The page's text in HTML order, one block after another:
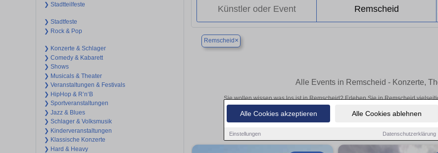
Alle Cookies akzeptieren Alle Cookies ablehnen
Einstellungen Datenschutzerklärung
❯ Stadtteilfeste
❯ Stadtfeste
❯ Rock & Pop
❯ Konzerte & Schlager
❯ Comedy & Kabarett
❯ Shows
❯ Musicals & Theater
❯ Veranstaltungen & Festivals
❯ HipHop & R’n‘B
❯ Sportveranstaltungen
❯ Jazz & Blues
❯ Schlager & Volksmusik
❯ Kinderveranstaltungen
❯ Klassische Konzerte
❯ Hard & Heavy
Remscheid ×
Alle Events in Remscheid - Konzerte,
Sie wollen wissen was los ist in Remscheid? Erleben Sie in Remscheid
Theateraufführungen oder aufregende Veranstaltungen in